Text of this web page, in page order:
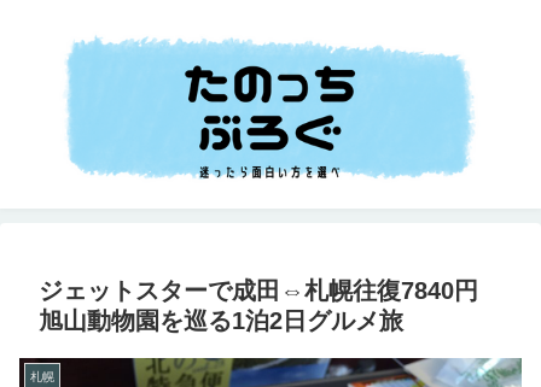
ジェットスターで成田⇔札幌往復7840円
旭山動物園を巡る1泊2日グルメ旅
札幌